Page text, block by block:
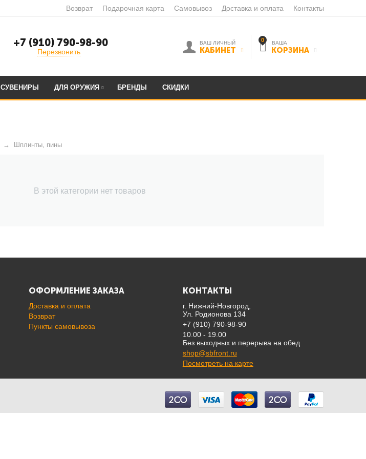
Возврат Подарочная карта Самовывоз Доставка и оплата Контакты
+7 (910) 790-98-90
Перезвонить
0 ВАША
КОРЗИНА
ВАШ ЛИЧНЫЙ
КАБИНЕТ
СУВЕНИРЫ ДЛЯ ОРУЖИЯ БРЕНДЫ СКИДКИ
Шплинты, пины
В этой категории нет товаров
ОФОРМЛЕНИЕ ЗАКАЗА
Доставка и оплата
Возврат
Пункты самовывоза
КОНТАКТЫ
г. Нижний-Новгород,
Ул. Родионова 134
+7 (910) 790-98-90
10.00 - 19.00
Без выходных и перерыва на обед
shop@sbfront.ru
Посмотреть на карте